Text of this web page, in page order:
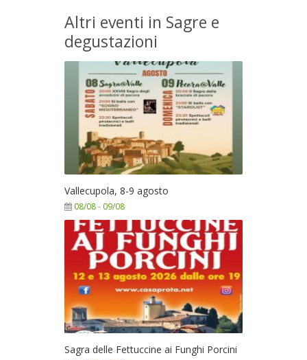
Altri eventi in Sagre e
degustazioni
Vallecupola, 8-9 agosto
08/08- 09/08
Sagra delle Fettuccine ai Funghi Porcini